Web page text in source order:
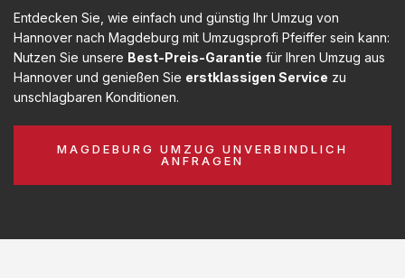
Entdecken Sie, wie einfach und günstig Ihr Umzug von
Hannover nach Magdeburg mit Umzugsprofi Pfeiffer sein kann:
Nutzen Sie unsere Best-Preis-Garantie für Ihren Umzug aus
Hannover und genießen Sie erstklassigen Service zu
unschlagbaren Konditionen.
MAGDEBURG UMZUG UNVERBINDLICH
ANFRAGEN